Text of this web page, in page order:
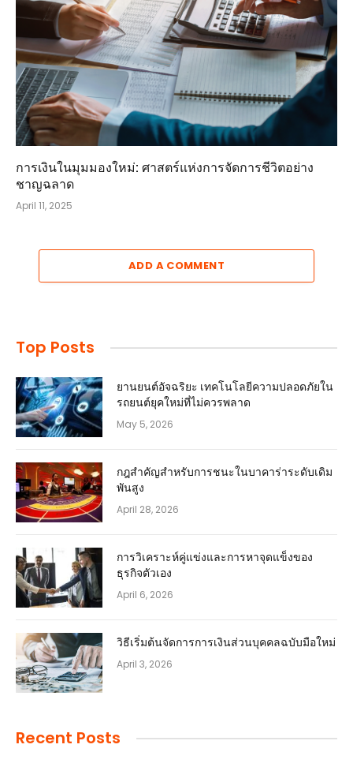
การเงินในมุมมองใหม่: ศาสตร์แห่งการจัดการชีวิตอย่าง
ชาญฉลาด
April 11, 2025
ADD A COMMENT
Top Posts
ยานยนต์อัจฉริยะ เทคโนโลยีความปลอดภัยใน
รถยนต์ยุคใหม่ที่ไม่ควรพลาด
May 5, 2026
กฎสำคัญสำหรับการชนะในบาคาร่าระดับเดิม
พันสูง
April 28, 2026
การวิเคราะห์คู่แข่งและการหาจุดแข็งของ
ธุรกิจตัวเอง
April 6, 2026
วิธีเริ่มต้นจัดการการเงินส่วนบุคคลฉบับมือใหม่
April 3, 2026
Recent Posts